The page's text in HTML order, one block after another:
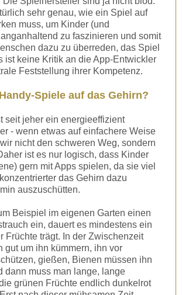
sehr genau, wie ein Spiel auf
muss, um Kinder (und
zu faszinieren und somit
dazu zu überreden, das Spiel
ist keine Kritik an die App-Entwickler
Feststellung ihrer Kompetenz.
Spiele auf das Gehirn?
seit jeher ein energieeffizient
- wenn etwas auf einfachere Weise
nicht den schweren Weg, sondern
ist es nur logisch, dass Kinder
gern mit Apps spielen, da sie viel
das Gehirn dazu
auszuschütten.
Beispiel im eigenen Garten einen
ein, dauert es mindestens ein
Früchte trägt. In der Zwischenzeit
gut um ihn kümmern, ihn vor
gießen, Bienen müssen ihn
dann muss man lange, lange
grünen Früchte endlich dunkelrot